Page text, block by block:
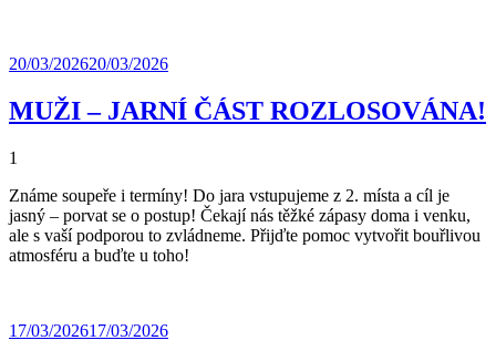
20/03/202620/03/2026
MUŽI – JARNÍ ČÁST ROZLOSOVÁNA!
1
Známe soupeře i termíny! Do jara vstupujeme z 2. místa a cíl je
jasný – porvat se o postup! Čekají nás těžké zápasy doma i venku,
ale s vaší podporou to zvládneme. Přijďte pomoc vytvořit bouřlivou
atmosféru a buďte u toho!
17/03/202617/03/2026